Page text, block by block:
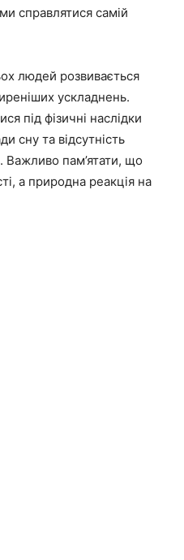
справлятися самій
людей розвивається
ускладнень.
під фізичні наслідки
сну та відсутність
Важливо пам’ятати, що
а природна реакція на